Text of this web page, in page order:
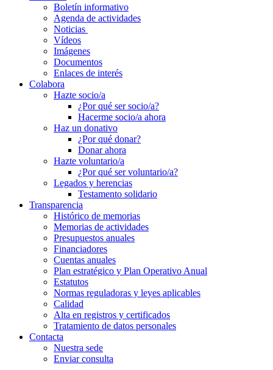
Boletín informativo
Agenda de actividades
Noticias
Vídeos
Imágenes
Documentos
Enlaces de interés
Colabora
Hazte socio/a
¿Por qué ser socio/a?
Hacerme socio/a ahora
Haz un donativo
¿Por qué donar?
Donar ahora
Hazte voluntario/a
¿Por qué ser voluntario/a?
Legados y herencias
Testamento solidario
Transparencia
Histórico de memorias
Memorias de actividades
Presupuestos anuales
Financiadores
Cuentas anuales
Plan estratégico y Plan Operativo Anual
Estatutos
Normas reguladoras y leyes aplicables
Calidad
Alta en registros y certificados
Tratamiento de datos personales
Contacta
Nuestra sede
Enviar consulta